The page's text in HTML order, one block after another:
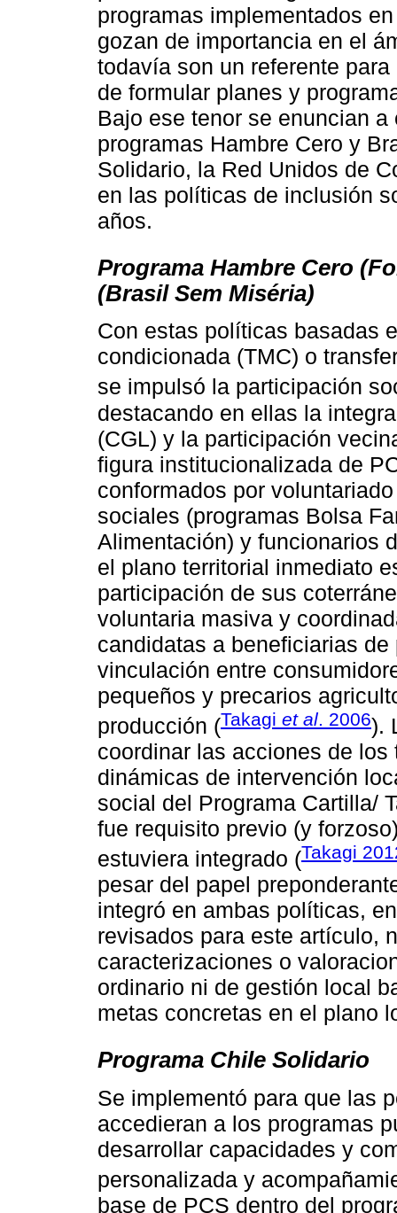
programas implementados
gozan de importancia en el
todavía son un referente
de formular planes y
Bajo ese tenor se enuncian
programas Hambre Cero y
Solidario, la Red Unidos de
en las políticas de inclusión
años.
Programa Hambre Cero
(Brasil Sem Miséria)
Con estas políticas basadas
condicionada (TMC) o
se impulsó la participación
destacando en ellas la
(CGL) y la participación
figura institucionalizada de
conformados por
sociales (programas Bolsa
Alimentación) y funcionarios
el plano territorial inmediato
participación de sus
voluntaria masiva y
candidatas a beneficiarias
vinculación entre
pequeños y precarios
producción (Takagi et al. 2006).
coordinar las acciones de
dinámicas de intervención
social del Programa Cartilla/
fue requisito previo (y
estuviera integrado (Takagi
pesar del papel
integró en ambas políticas,
revisados para este artículo,
caracterizaciones o
ordinario ni de gestión local
metas concretas en el plano
Programa Chile Solidario
Se implementó para que las
accedieran a los programas
desarrollar capacidades y
personalizada y
base de PCS dentro del